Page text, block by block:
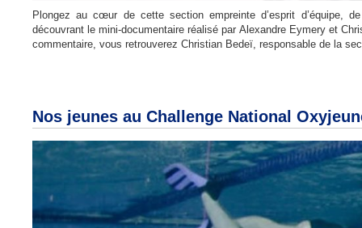
Plongez au cœur de cette section empreinte d’esprit
découvrant le mini-documentaire réalisé par Alexandre Eymery et
commentaire, vous retrouverez Christian Bedeï, responsable de la
Nos jeunes au Challenge National